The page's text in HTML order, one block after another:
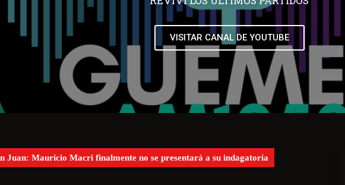
VISITAR CANAL DE YOUTUBE
Juan: Mauricio Macri finalmente no se presentará a su indagatoria